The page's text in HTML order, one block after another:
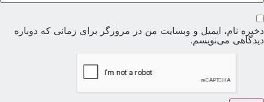
ذخیره نام، ایمیل و وبسایت من در مرورگر برای زمانی که دوباره
دیدگاهی می‌نویسم.